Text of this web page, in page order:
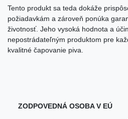
Tento produkt sa teda dokáže
požiadavkám a zároveň ponúka
životnosť. Jeho vysoká hodnota a
nepostrádateľným produktom pre
kvalitné čapovanie piva.
ZODPOVEDNÁ OSOBA V EÚ